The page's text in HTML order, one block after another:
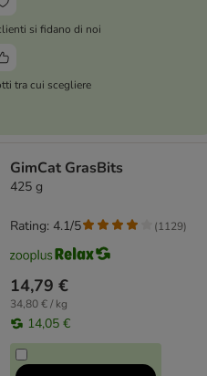
si fidano di noi
tra cui scegliere
GimCat GrasBits
425 g
14,79 €
34,80 € / kg
14,05 €
Rating: 4.1/5 (1129)